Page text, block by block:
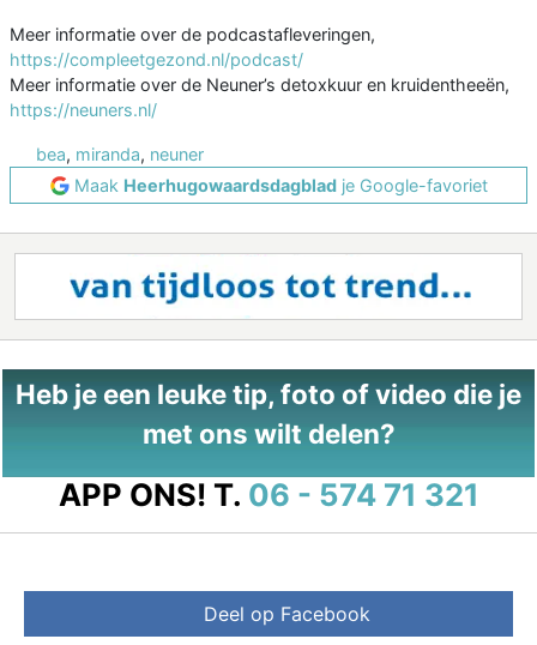
Meer informatie over de podcastafleveringen,
https://compleetgezond.nl/podcast/
Meer informatie over de Neuner’s detoxkuur en kruidentheeën,
https://neuners.nl/
bea, miranda, neuner
Maak Heerhugowaardsdagbladje Google-favoriet
Heb je een leuke tip, foto of video die je
met ons wilt delen?
APP ONS! T. 06 - 574 71 321
Deel op Facebook